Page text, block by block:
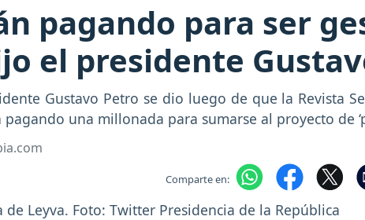
pagando para ser
el presidente
Gustavo Petro se dio luego de que la Revista
una millonada para sumarse al proyecto de
Comparte en: